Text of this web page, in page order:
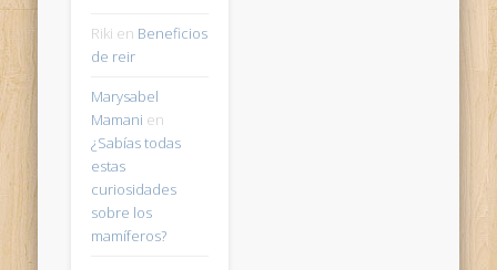
Riki en Beneficios
de reir
Marysabel
Mamani en
¿Sabías todas
estas
curiosidades
sobre los
mamíferos?